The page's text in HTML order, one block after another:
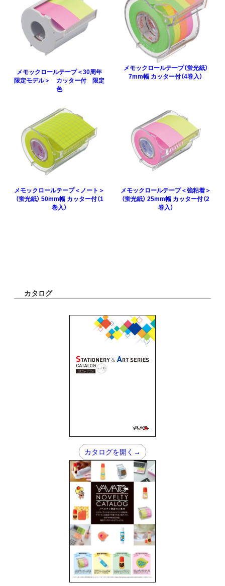
メモックロールテープ＜30周年
限定モデル＞ カッター付 限定
色
メモックロールテープ（蛍光紙）
7mm幅 カッター付（4巻入）
メモックロールテープ＜ノート＞
（蛍光紙） 50mm幅 カッター付（1
巻入）
メモックロールテープ＜強粘着＞
（蛍光紙） 25mm幅 カッター付（2
巻入）
カタログ
カタログを開く→